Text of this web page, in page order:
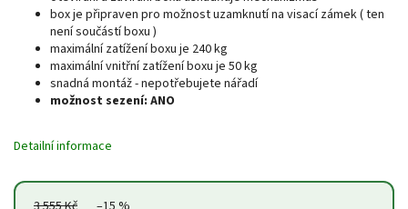
box je připraven pro možnost uzamknutí na visací zámek ( ten
není součástí boxu )
maximální zatížení boxu je 240 kg
maximální vnitřní zatížení boxu je 50 kg
snadná montáž - nepotřebujete nářadí
možnost sezení: ANO
Detailní informace